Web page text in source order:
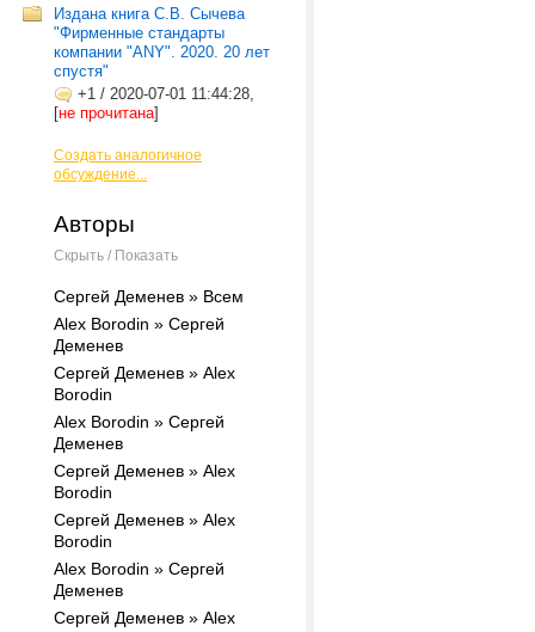
Издана книга С.В. Сычева
"Фирменные стандарты
компании "ANY". 2020. 20 лет
спустя"
+1 / 2020-07-01 11:44:28,
[не прочитана]
Создать аналогичное
обсуждение...
Авторы
Скрыть / Показать
Сергей Деменев » Всем
Alex Borodin » Сергей
Деменев
Сергей Деменев » Alex
Borodin
Alex Borodin » Сергей
Деменев
Сергей Деменев » Alex
Borodin
Сергей Деменев » Alex
Borodin
Alex Borodin » Сергей
Деменев
Сергей Деменев » Alex